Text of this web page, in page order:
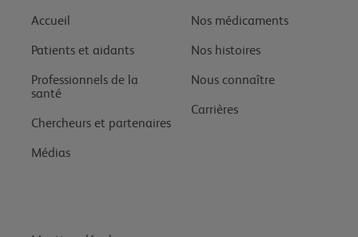
Accueil
Patients et aidants
Professionnels de la
santé
Chercheurs et partenaires
Médias
Nos médicaments
Nos histoires
Nous connaître
Carrières